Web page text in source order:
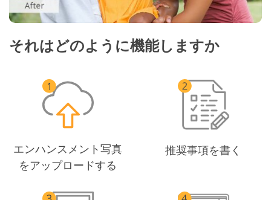
それはどのように機能しますか
エンハンスメント写真
をアップロードする
推奨事項を書く